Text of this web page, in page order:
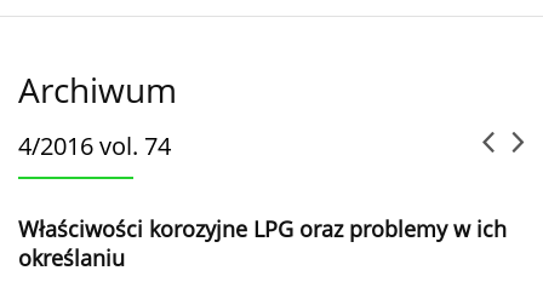
Archiwum
4/2016 vol. 74
Właściwości korozyjne LPG oraz problemy w ich
określaniu